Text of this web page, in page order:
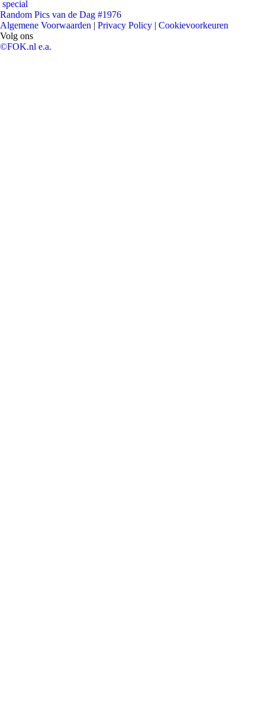
special
Random Pics van de Dag #1976
Algemene Voorwaarden | Privacy Policy | Cookievoorkeuren
Volg ons
©FOK.nl e.a.